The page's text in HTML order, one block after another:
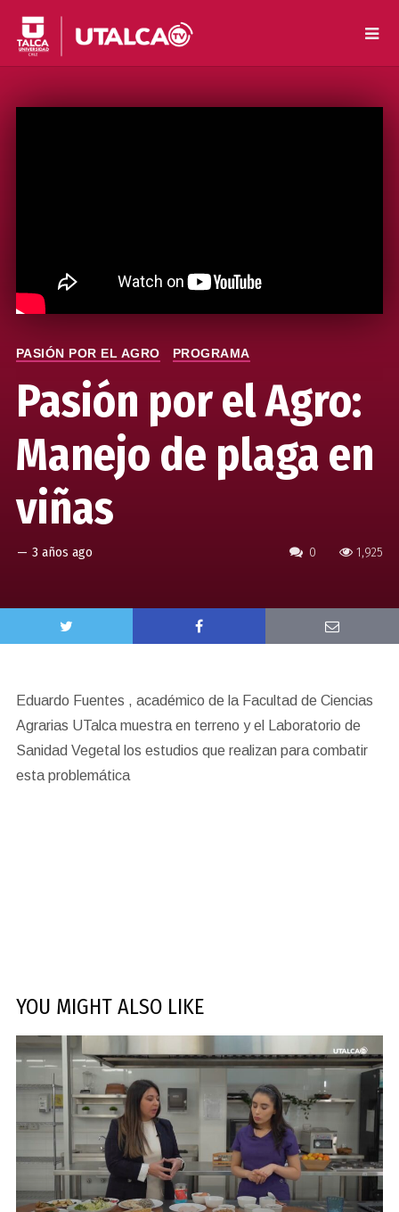
0 1,925
PASIÓN POR EL AGRO PROGRAMA
Pasión por el Agro:
Manejo de plaga en
viñas
— 3 años ago
Eduardo Fuentes , académico de la Facultad de Ciencias
Agrarias UTalca muestra en terreno y el Laboratorio de
Sanidad Vegetal los estudios que realizan para combatir
esta problemática
YOU MIGHT ALSO LIKE